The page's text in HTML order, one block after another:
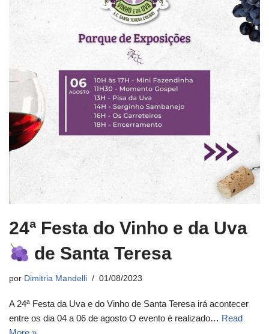
24ª Festa do Vinho e da Uva
de Santa Teresa
por Dimitria Mandelli 01/08/2023
A 24ª Festa da Uva e do Vinho de Santa Teresa irá acontecer
entre os dia 04 a 06 de agosto O evento é realizado… Read